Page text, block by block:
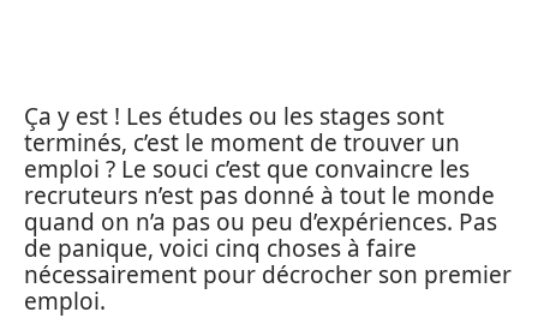
Ça y est ! Les études ou les stages sont
terminés, c’est le moment de trouver un
emploi ? Le souci c’est que convaincre les
recruteurs n’est pas donné à tout le monde
quand on n’a pas ou peu d’expériences. Pas
de panique, voici cinq choses à faire
nécessairement pour décrocher son premier
emploi.